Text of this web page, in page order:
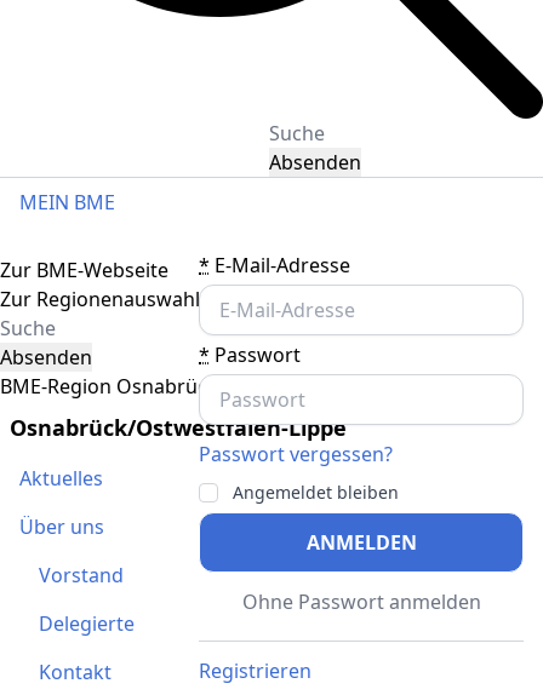
Absenden
MEIN BME
* E-Mail-Adresse
* Passwort
Passwort vergessen?
Angemeldet bleiben
ANMELDEN
Ohne Passwort anmelden
Registrieren
Toggle navigation
Zur BME-Webseite
Zur Regionenauswahl
Absenden
BME-Region Osnabrück/Ostwestfalen-Lippe
Osnabrück/Ostwestfalen-Lippe
Aktuelles
Über uns
Vorstand
Delegierte
Kontakt